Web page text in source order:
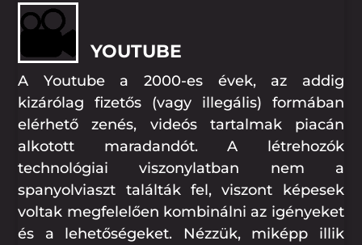
YOUTUBE
A Youtube a 2000-es évek, az addig
kizárólag fizetős (vagy illegális) formában
elérhető zenés, videós tartalmak piacán
alkotott maradandót. A létrehozók
technológiai viszonylatban nem a
spanyolviaszt találták fel, viszont képesek
voltak megfelelően kombinálni az igényeket
és a lehetőségeket. Nézzük, miképp illik